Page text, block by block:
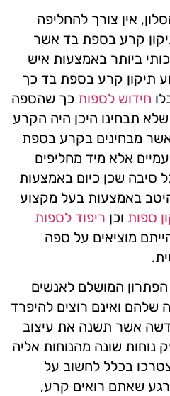
אין צורך להחליפה
קרע בספת בד אשר
ביותר באמצעות איש
תיקון קרע בספת בד כך
חידוש לספות כך שהספה
תבחינו היכן היה הקרע
מבחינים בקרע בספת
אלא מיד מחליפים
שכן כיום באמצעות
באמצעות בעל מקצוע
ספות וכן ריפוד לספות
מוציאים על ספה
המושלם לאנשים
ואינם רוצים להיפרד
אשר תשנה את עיצוב
נוחות שונה מהנוחות אליה
בכלל לחשוב על
שאתם רואים קרע,